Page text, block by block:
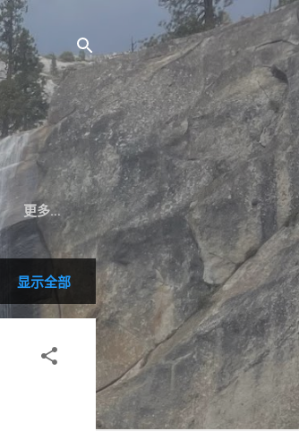
更多…
显示全部